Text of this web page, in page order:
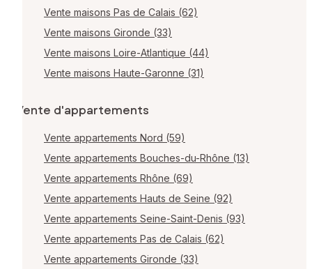
Vente maisons Pas de Calais (62)
Vente maisons Gironde (33)
Vente maisons Loire-Atlantique (44)
Vente maisons Haute-Garonne (31)
Vente d'appartements
Vente appartements Nord (59)
Vente appartements Bouches-du-Rhône (13)
Vente appartements Rhône (69)
Vente appartements Hauts de Seine (92)
Vente appartements Seine-Saint-Denis (93)
Vente appartements Pas de Calais (62)
Vente appartements Gironde (33)